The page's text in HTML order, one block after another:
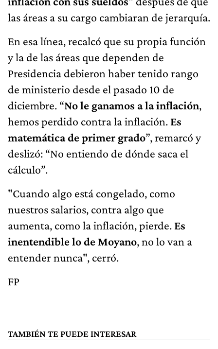
las áreas a su cargo cambiaran de jerarquía.
En esa línea, recalcó que su propia función
y la de las áreas que dependen de
Presidencia debieron haber tenido rango
de ministerio desde el pasado 10 de
diciembre. “No le ganamos a la inflación,
hemos perdido contra la inflación. Es
matemática de primer grado”, remarcó y
deslizó: “No entiendo de dónde saca el
cálculo”.
"Cuando algo está congelado, como
nuestros salarios, contra algo que
aumenta, como la inflación, pierde. Es
inentendible lo de Moyano, no lo van a
entender nunca", cerró.
FP
TAMBIÉN TE PUEDE INTERESAR